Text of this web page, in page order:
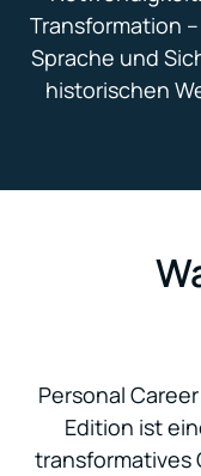
Transformation
Sprache und
historischen
Personal
Edition ist
transformatives